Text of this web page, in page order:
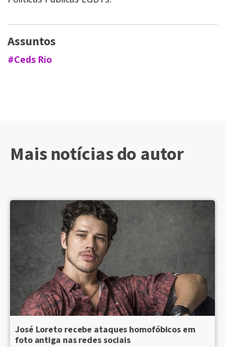
Assuntos
#Ceds Rio
Mais notícias do autor
José Loreto recebe ataques homofóbicos em
foto antiga nas redes sociais